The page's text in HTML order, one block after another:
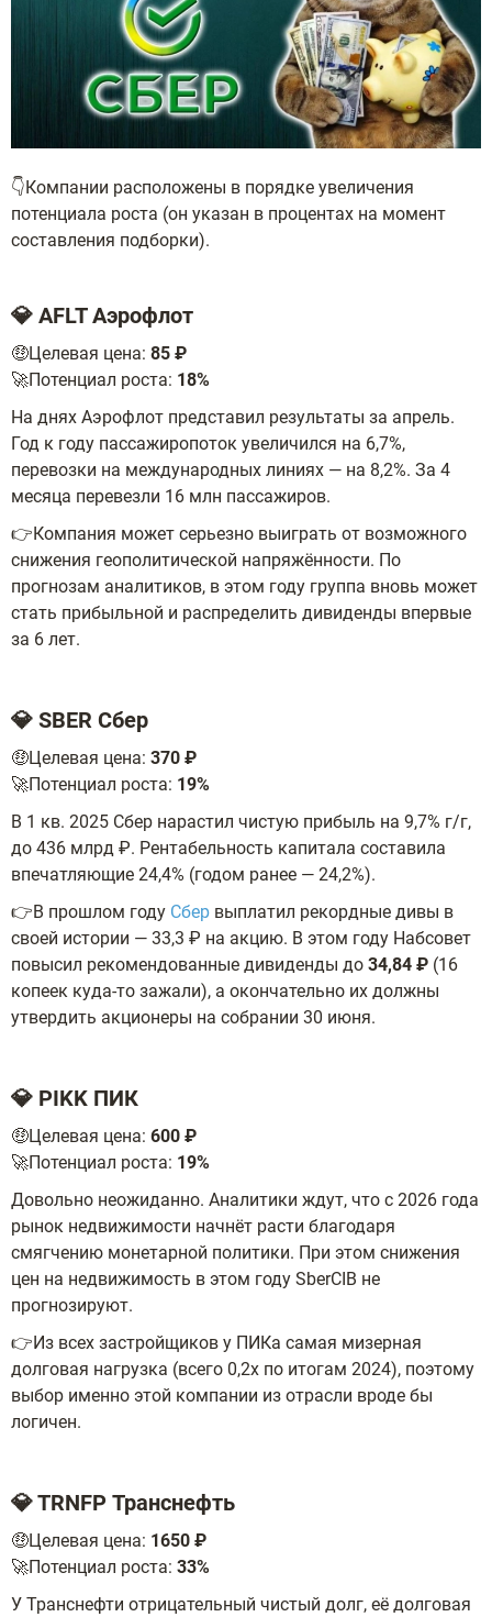
👇Компании расположены в порядке увеличения
потенциала роста (он указан в процентах на момент
составления подборки).
💎 AFLT Аэрофлот
🤑Целевая цена: 85 ₽
🚀Потенциал роста: 18%
На днях Аэрофлот представил результаты за апрель.
Год к году пассажиропоток увеличился на 6,7%,
перевозки на международных линиях — на 8,2%. За 4
месяца перевезли 16 млн пассажиров.
👉Компания может серьезно выиграть от возможного
снижения геополитической напряжённости. По
прогнозам аналитиков, в этом году группа вновь может
стать прибыльной и распределить дивиденды впервые
за 6 лет.
💎 SBER Сбер
🤑Целевая цена: 370 ₽
🚀Потенциал роста: 19%
В 1 кв. 2025 Сбер нарастил чистую прибыль на 9,7% г/г,
до 436 млрд ₽. Рентабельность капитала составила
впечатляющие 24,4% (годом ранее — 24,2%).
👉В прошлом году Сбер выплатил рекордные дивы в
своей истории — 33,3 ₽ на акцию. В этом году Набсовет
повысил рекомендованные дивиденды до 34,84 ₽ (16
копеек куда-то зажали), а окончательно их должны
утвердить акционеры на собрании 30 июня.
💎 PIKK ПИК
🤑Целевая цена: 600 ₽
🚀Потенциал роста: 19%
Довольно неожиданно. Аналитики ждут, что с 2026 года
рынок недвижимости начнёт расти благодаря
смягчению монетарной политики. При этом снижения
цен на недвижимость в этом году SberCIB не
прогнозируют.
👉Из всех застройщиков у ПИКа самая мизерная
долговая нагрузка (всего 0,2х по итогам 2024), поэтому
выбор именно этой компании из отрасли вроде бы
логичен.
💎 TRNFP Транснефть
🤑Целевая цена: 1650 ₽
🚀Потенциал роста: 33%
У Транснефти отрицательный чистый долг, её долговая